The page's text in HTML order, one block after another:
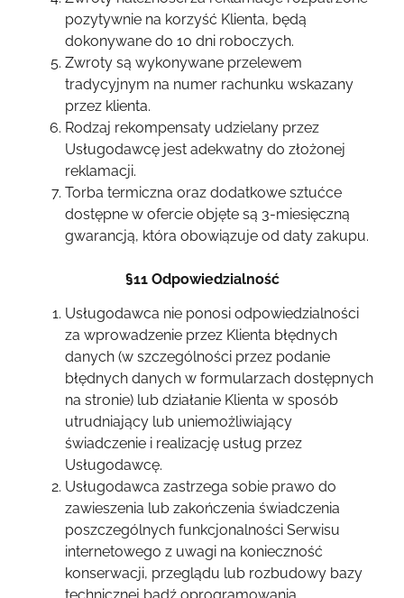
pozytywnie na korzyść Klienta, będą
dokonywane do 10 dni roboczych.
Zwroty są wykonywane przelewem
tradycyjnym na numer rachunku wskazany
przez klienta.
Rodzaj rekompensaty udzielany przez
Usługodawcę jest adekwatny do złożonej
reklamacji.
Torba termiczna oraz dodatkowe sztućce
dostępne w ofercie objęte są 3-miesięczną
gwarancją, która obowiązuje od daty zakupu.
§11 Odpowiedzialność
Usługodawca nie ponosi odpowiedzialności
za wprowadzenie przez Klienta błędnych
danych (w szczególności przez podanie
błędnych danych w formularzach dostępnych
na stronie) lub działanie Klienta w sposób
utrudniający lub uniemożliwiający
świadczenie i realizację usług przez
Usługodawcę.
Usługodawca zastrzega sobie prawo do
zawieszenia lub zakończenia świadczenia
poszczególnych funkcjonalności Serwisu
internetowego z uwagi na konieczność
konserwacji, przeglądu lub rozbudowy bazy